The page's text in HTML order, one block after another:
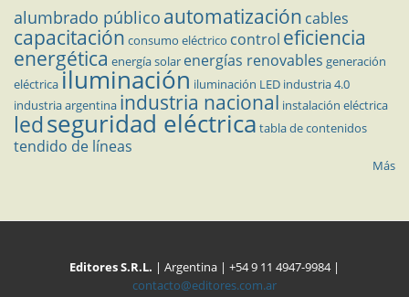
alumbrado público automatización cables
capacitación consumo eléctrico control eficiencia
energética energía solar energías renovables generación
eléctricailuminación iluminación LED industria 4.0
industria argentina industria nacional instalación eléctrica
ledseguridad eléctrica tabla de contenidos
tendido de líneas
Más
Editores S.R.L. | Argentina | +54 9 11 4947-9984 |
contacto@editores.com.ar